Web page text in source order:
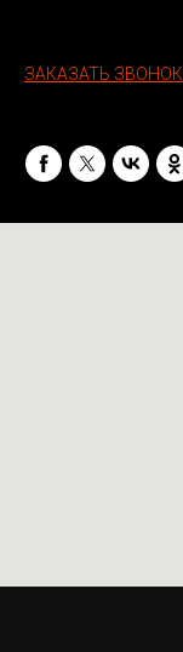
ЗАКАЗАТЬ ЗВОНОК